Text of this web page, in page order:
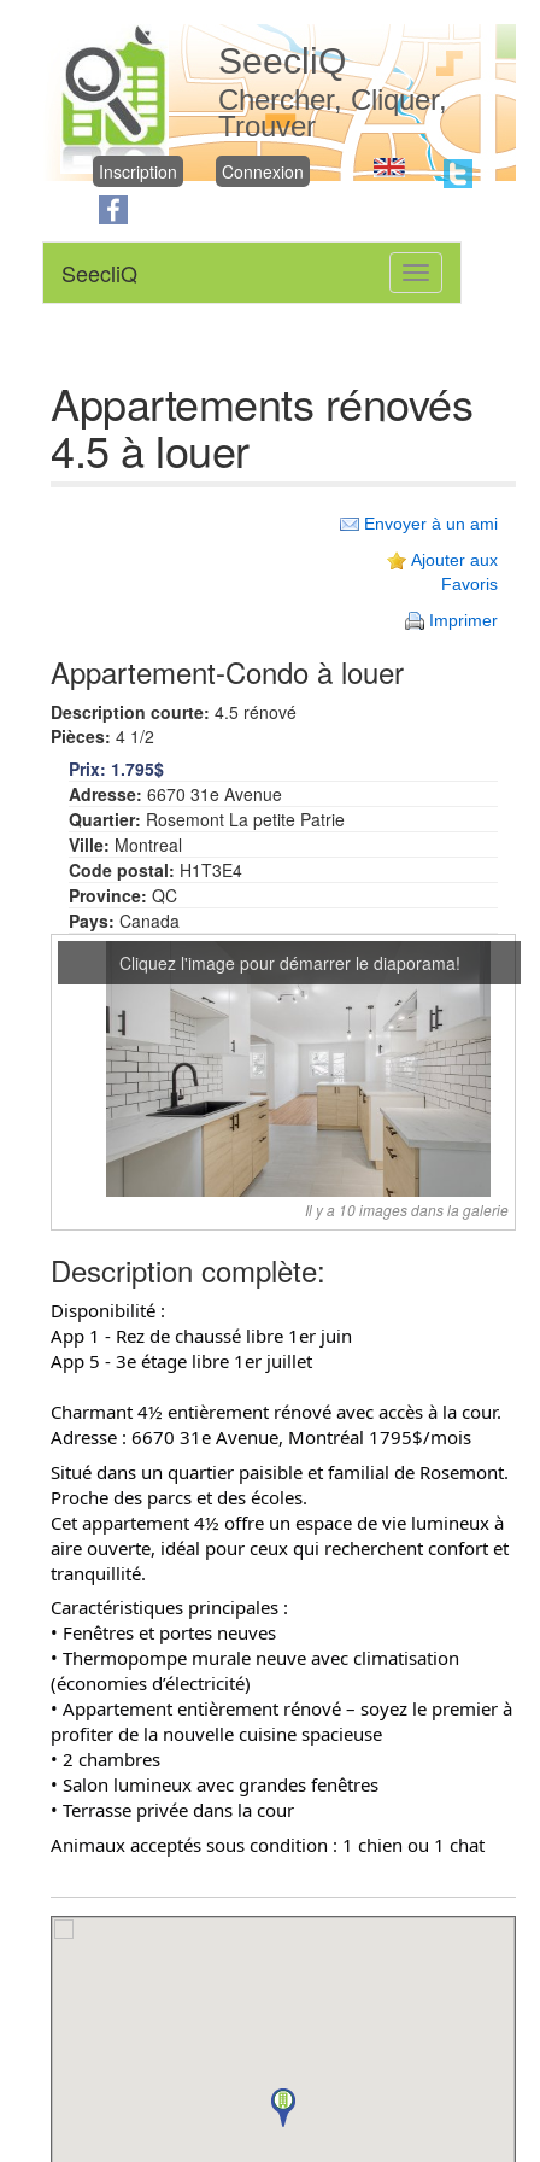
SeecliQ
Chercher, Cliquer,
Trouver
Inscription Connexion
Toggle
navigation
SeecliQ
Appartements rénovés
4.5 à louer
Envoyer à un ami
Ajouter aux
Favoris
Imprimer
Appartement-Condo à louer
Description courte: 4.5 rénové
Pièces: 4 1/2
Prix: 1.795$
Adresse: 6670 31e Avenue
Quartier: Rosemont La petite Patrie
Ville: Montreal
Code postal: H1T3E4
Province: QC
Pays: Canada
Cliquez l'image pour démarrer le diaporama!
Il y a 10 images dans la galerie
Description complète:
Disponibilité :
App 1 - Rez de chaussé libre 1er juin
App 5 - 3e étage libre 1er juillet
Charmant 4½ entièrement rénové avec accès à la cour.
Adresse : 6670 31e Avenue, Montréal 1795$/mois
Situé dans un quartier paisible et familial de Rosemont.
Proche des parcs et des écoles.
Cet appartement 4½ offre un espace de vie lumineux à
aire ouverte, idéal pour ceux qui recherchent confort et
tranquillité.
Caractéristiques principales :
• Fenêtres et portes neuves
• Thermopompe murale neuve avec climatisation
(économies d’électricité)
• Appartement entièrement rénové – soyez le premier à
profiter de la nouvelle cuisine spacieuse
• 2 chambres
• Salon lumineux avec grandes fenêtres
• Terrasse privée dans la cour
Animaux acceptés sous condition : 1 chien ou 1 chat